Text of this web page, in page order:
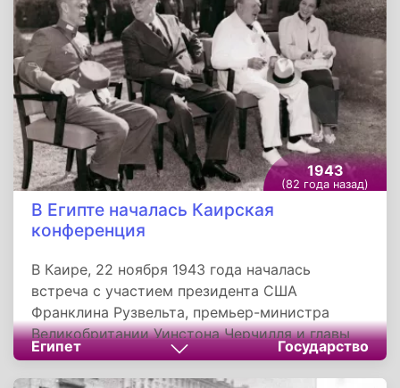
вчера позиции. Наши бойцы встретили
немцев мощным огнём и истребили до двух
рот пехоты противника.
1943
(82 года назад)
В Египте началась Каирская
конференция
В Каире, 22 ноября 1943 года началась
встреча с участием президента США
Франклина Рузвельта, премьер-министра
Великобритании Уинстона Черчилля и главы
гоминдановского правительства Китая Чан
Кай-Ши, а так же их политических и военных
Египет Государство